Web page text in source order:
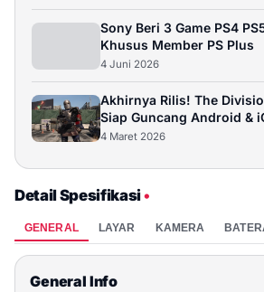
Sony Beri 3 Game PS4
Khusus Member PS Plus
4 Juni 2026
Akhirnya Rilis! The
Siap Guncang Android &
4 Maret 2026
Detail Spesifikasi•
GENERAL LAYAR KAMERA
General Info